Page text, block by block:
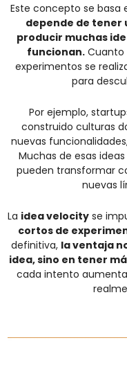
Este concepto se basa
depende de tener
producir muchas
funcionan. Cuanto
experimentos se
para
Por ejemplo,
construido culturas
nuevas
Muchas de esas
pueden transformar
nuevas
La idea velocity se
cortos de
definitiva, la ventaja
idea, sino en tener
cada intento